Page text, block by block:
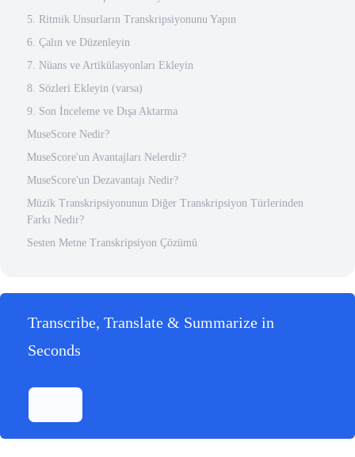
5. Ritmik Unsurların Transkripsiyonunu Yapın
6. Çalın ve Düzenleyin
7. Nüans ve Artikülasyonları Ekleyin
8. Sözleri Ekleyin (varsa)
9. Son İnceleme ve Dışa Aktarma
MuseScore Nedir?
MuseScore'un Avantajları Nelerdir?
MuseScore'un Dezavantajı Nedir?
Müzik Transkripsiyonunun Diğer Transkripsiyon Türlerinden
Farkı Nedir?
Sesten Metne Transkripsiyon Çözümü
Transcribe, Translate & Summarize in
Seconds